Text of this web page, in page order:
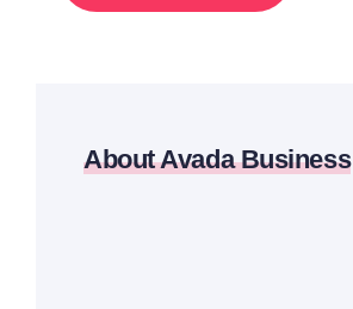
About Avada Business